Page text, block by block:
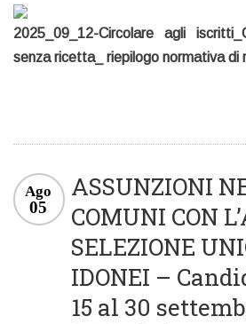
2025_09_12-Circolare agli
senza ricetta_ riepilogo normativa di
ASSUNZIONI
COMUNI CON
SELEZIONE
IDONEI –
15 al 30
Ago
05